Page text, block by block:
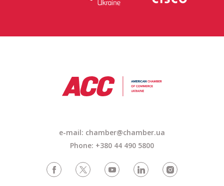
e-mail: chamber@chamber.ua
Phone: +380 44 490 5800